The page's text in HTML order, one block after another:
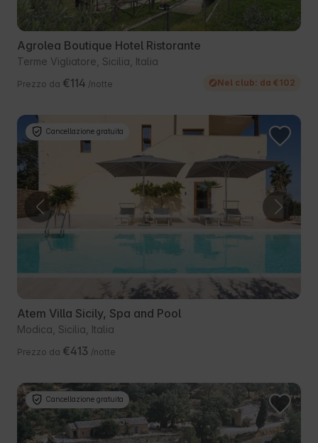
Agrolea Boutique Hotel Ristorante
Terme Vigliatore, Sicilia, Italia
Prezzo da €114 /notte Nel club: da €102
Cancellazione gratuita
Atem Villa Sicily, Spa and Pool
Modica, Sicilia, Italia
Prezzo da €413 /notte
Cancellazione gratuita